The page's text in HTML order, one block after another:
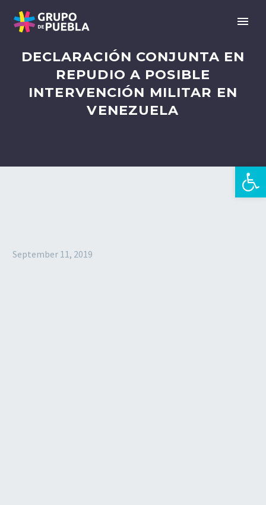
DECLARACIÓN CONJUNTA EN
REPUDIO A POSIBLE
INTERVENCIÓN MILITAR EN
VENEZUELA
September 11, 2019